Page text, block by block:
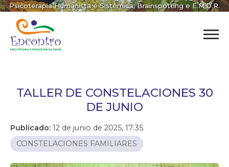
Psicoterapia Humanista e Sistémica; Brainspotting e E.M.D.R.
TALLER DE CONSTELACIONES 30
DE JUNIO
Publicado: 12 de junio de 2025, 17:35
CONSTELACIONES FAMILIARES